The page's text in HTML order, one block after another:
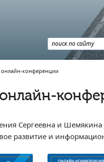
онлайн-конференции
Сергеевна и
развитие и